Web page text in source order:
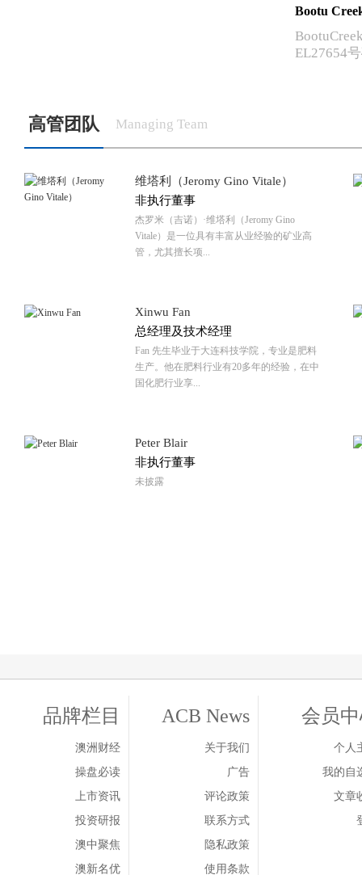
Bootu
EL27654
高管团队 Managing Team
维塔利（Jeromy Gino Vitale）
非执行董事
杰罗米（吉诺）·维塔利（Jeromy Gino
Vitale）是一位具有丰富从业经验的矿业高
管，尤其擅长项...
Xinwu Fan
总经理及技术经理
Fan 先生毕业于大连科技学院，专业是肥料
生产。他在肥料行业有20多年的经验，在中
国化肥行业享...
Peter Blair
非执行董事
未披露
品牌栏目
澳洲财经
操盘必读
上市资讯
投资研报
澳中聚焦
澳新名优
ACB News
关于我们
广告
评论政策
联系方式
隐私政策
使用条款
会员
个人
我的自
文章